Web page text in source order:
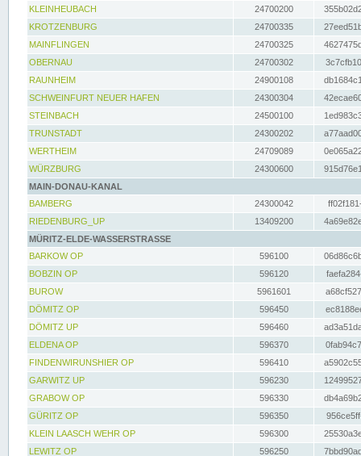
KLEINHEUBACH 24700200
KROTZENBURG
24700335
MAINFLINGEN
24700325
OBERNAU
24700302
RAUNHEIM
24900108
SCHWEINFURT NEUER HAFEN
24300304
STEINBACH
24500100
TRUNSTADT
24300202
WERTHEIM
24709089
WÜRZBURG
24300600
MAIN-DONAU-KANAL
BAMBERG
24300042
RIEDENBURG_UP
13409200
MÜRITZ-ELDE-WASSERSTRASSE
BARKOW OP
596100
BOBZIN OP
596120
BUROW
5961601
DÖMITZ OP
596450
DÖMITZ UP
596460
ELDENA OP
596370
FINDENWIRUNSHIER OP
596410
GARWITZ UP
596230
GRABOW OP
596330
GÜRITZ OP
596350
KLEIN LAASCH WEHR OP
596300
LEWITZ OP
596250